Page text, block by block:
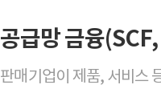
공급망 금융
판매기업이 제품, 서비스